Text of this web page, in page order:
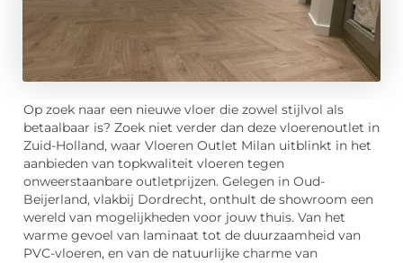
Op zoek naar een nieuwe vloer die zowel stijlvol als
betaalbaar is? Zoek niet verder dan deze vloerenoutlet in
Zuid-Holland, waar Vloeren Outlet Milan uitblinkt in het
aanbieden van topkwaliteit vloeren tegen
onweerstaanbare outletprijzen. Gelegen in Oud-
Beijerland, vlakbij Dordrecht, onthult de showroom een
wereld van mogelijkheden voor jouw thuis. Van het
warme gevoel van laminaat tot de duurzaamheid van
PVC-vloeren, en van de natuurlijke charme van